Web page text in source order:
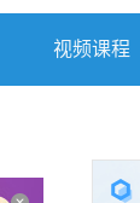
视频课程